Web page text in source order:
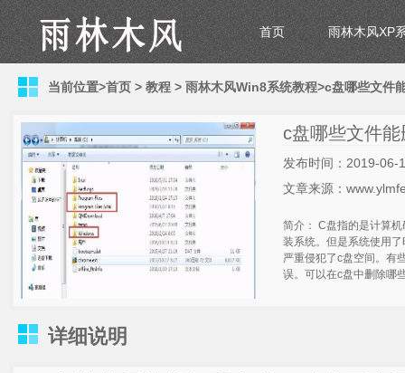
首页 雨林木风XP
当前位置>首页 > 教程 > 雨林木风Win8系统教程>c盘哪些文件
c盘哪些文件
发布时间：2019-06-
文章来源：
简介： C盘指的是计算
装系统。但是系统使用
严重侵犯了c盘空间。有
误。可以在c盘中删除哪
详细说明